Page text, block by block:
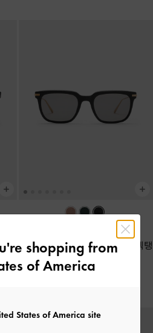
터
아우라 리사이클 아세테이트 렉탱
귤러 선글라스
shopping from
of America
States of America site